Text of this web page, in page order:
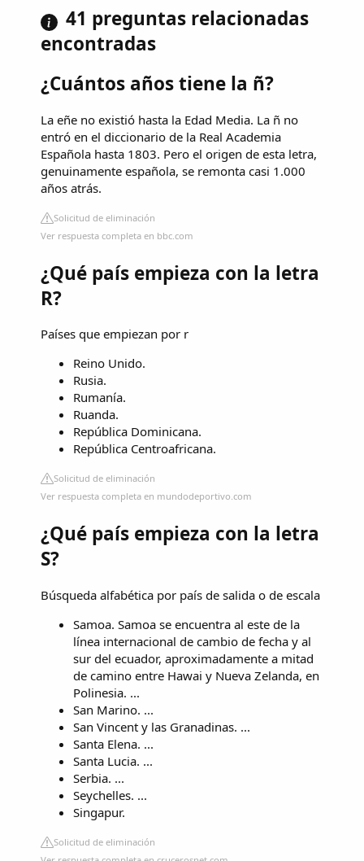
41 preguntas relacionadas
encontradas
¿Cuántos años tiene la ñ?
La eñe no existió hasta la Edad Media. La ñ no
entró en el diccionario de la Real Academia
Española hasta 1803. Pero el origen de esta letra,
genuinamente española, se remonta casi 1.000
años atrás.
Solicitud de eliminación
Ver respuesta completa en bbc.com
¿Qué país empieza con la letra
R?
Países que empiezan por r
Reino Unido.
Rusia.
Rumanía.
Ruanda.
República Dominicana.
República Centroafricana.
Solicitud de eliminación
Ver respuesta completa en mundodeportivo.com
¿Qué país empieza con la letra
S?
Búsqueda alfabética por país de salida o de escala
Samoa. Samoa se encuentra al este de la
línea internacional de cambio de fecha y al
sur del ecuador, aproximadamente a mitad
de camino entre Hawai y Nueva Zelanda, en
Polinesia. ...
San Marino. ...
San Vincent y las Granadinas. ...
Santa Elena. ...
Santa Lucia. ...
Serbia. ...
Seychelles. ...
Singapur.
Solicitud de eliminación